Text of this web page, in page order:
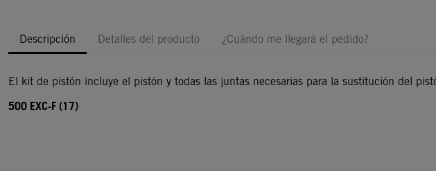
Descripción Detalles del producto ¿Cuándo me llegará el pedido?
El kit de pistón incluye el pistón y todas las juntas necesarias para la sustitución del
500 EXC-F (17)